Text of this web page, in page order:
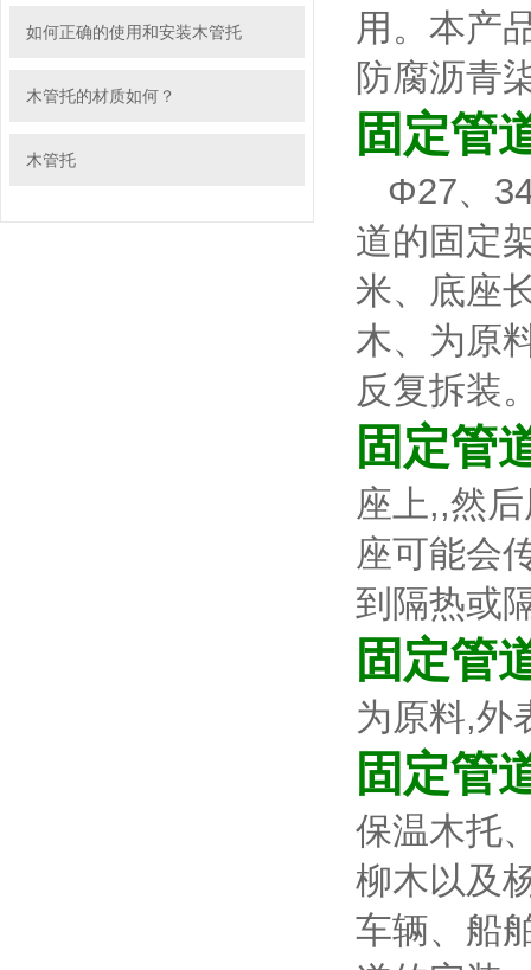
如何正确的使用和安装木管托
木管托的材质如何？
木管托
用。本产
防腐沥青
固定管
Φ27、34
道的固定
米、底座
木、为原
反复拆装
固定管
座上,,然
座可能会
到隔热或
固定管
为原料,外
固定管
保温木托
柳木以及
车辆、船